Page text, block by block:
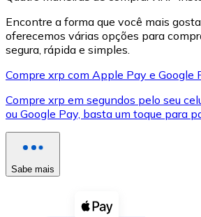
XRP
XRP
Cupons cripto
Encontre a forma que você mais
oferecemos várias opções para
segura, rápida e simples.
Compre xrp com Apple Pay e Google
Compre xrp em segundos pelo seu
ou Google Pay, basta um toque para
Sabe mais